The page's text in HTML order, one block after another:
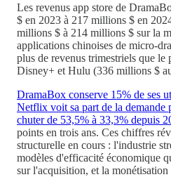
Les revenus app store de
$ en 2023 à 217 millions $ en
millions $ à 214 millions $ sur la
applications chinoises de micro-
plus de revenus trimestriels que
Disney+ et Hulu (336 millions $
DramaBox conserve 15% de ses
Netflix voit sa part de la demande
chuter de 53,5% à 33,3% depuis
points en trois ans. Ces chiffres
structurelle en cours : l'industrie
modèles d'efficacité économique
sur l'acquisition, et la